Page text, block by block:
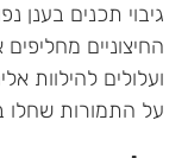
גיבוי תכנים בענן
החיצוניים
ועלולים להילוות
על התמורות שחלו